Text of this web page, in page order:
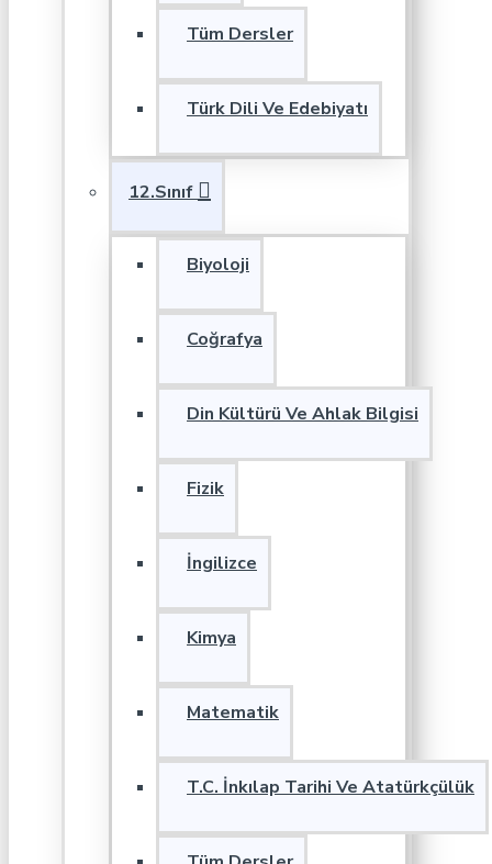
Tüm Dersler
Türk Dili Ve Edebiyatı
12.Sınıf
Biyoloji
Coğrafya
Din Kültürü Ve Ahlak Bilgisi
Fizik
İngilizce
Kimya
Matematik
T.C. İnkılap Tarihi Ve Atatürkçülük